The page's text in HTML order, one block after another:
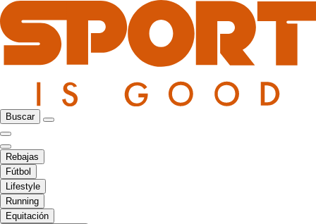
Buscar
Rebajas
Fútbol
Lifestyle
Running
Equitación